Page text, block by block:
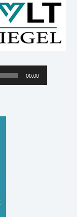
00:00